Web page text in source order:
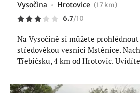
Vysočina Hrotovice (17 km)
6.7/10
Na Vysočině si můžete
středověkou vesnici Mstěnice.
Třebíčsku, 4 km od Hrotovic.